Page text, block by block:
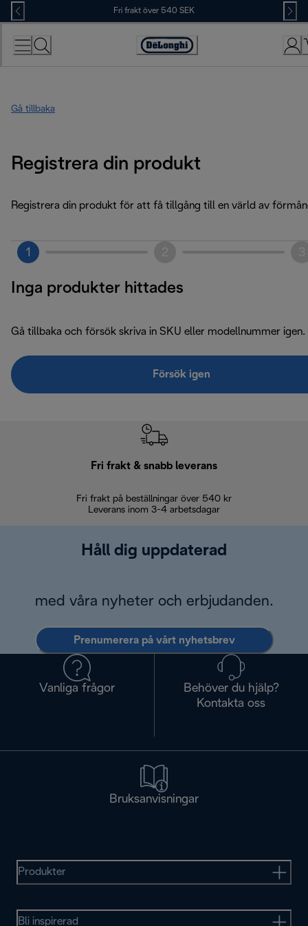
Skip
to
Content
Fri frakt över 540 SEK
Accessibility
Gå tillbaka
Registrera din produkt
Registrera din produkt för att få tillgång till en värld av
1
Inga produkter hittades
Gå tillbaka och försök skriva in SKU eller modellnummer igen.
Försök igen
Fri frakt & snabb leverans
Fri frakt på beställningar över 540 kr
Leverans inom 3-4 arbetsdagar
Håll dig uppdaterad
med våra nyheter och erbjudanden.
Prenumerera på vårt nyhetsbrev
Vanliga frågor
Behöver du hjälp?
Kontakta oss
Bruksanvisningar
Produkter
Bli inspirerad